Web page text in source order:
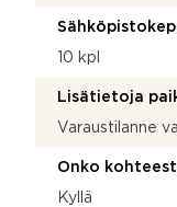
10 kpl
Lisätietoja
Varaustilanne
Onko
Kyllä